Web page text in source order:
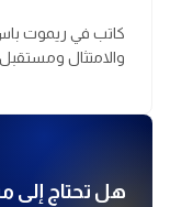
كاتب في ريموت
والامتثال
هل تحتاج إلى